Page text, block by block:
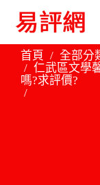
首頁 全部分
仁武區文學
嗎?求評價?